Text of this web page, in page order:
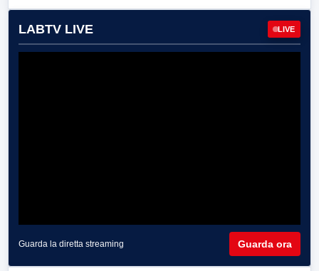
LABTV LIVE LIVE
Guarda la diretta streaming Guarda ora